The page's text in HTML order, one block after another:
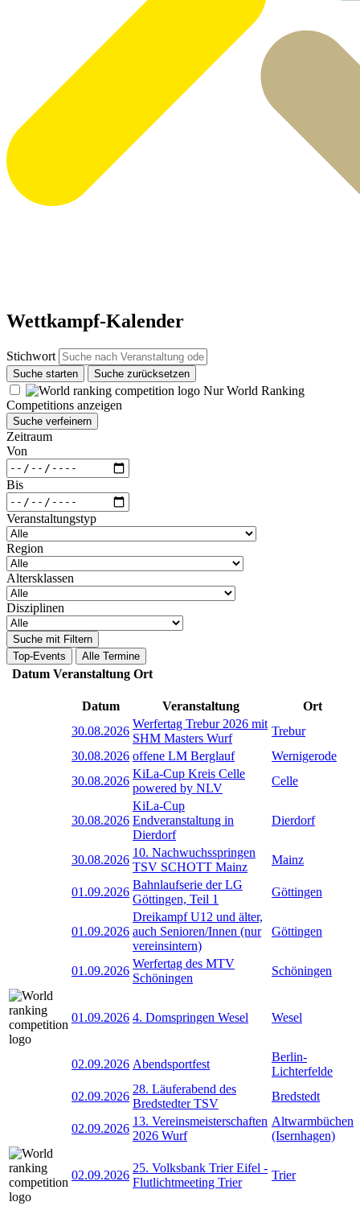
Wettkampf-Kalender
Stichwort
Suche starten Suche zurücksetzen
Nur World Ranking
Competitions anzeigen
Suche verfeinern
Zeitraum
Von
Bis
Veranstaltungstyp
Region
Altersklassen
Disziplinen
Suche mit Filtern
Top-Events
Alle Termine
Datum Veranstaltung Ort
Datum Veranstaltung
Ort
30.08.2026
Werfertag Trebur 2026 mit
SHM Masters Wurf
Trebur
30.08.2026 offene LM Berglauf
Wernigerode
30.08.2026
KiLa-Cup Kreis Celle
powered by NLV
Celle
30.08.2026
KiLa-Cup
Endveranstaltung in
Dierdorf
Dierdorf
30.08.2026
10. Nachwuchsspringen
TSV SCHOTT Mainz
Mainz
01.09.2026
Bahnlaufserie der LG
Göttingen, Teil 1
Göttingen
01.09.2026
Dreikampf U12 und älter,
auch Senioren/Innen (nur
vereinsintern)
Göttingen
01.09.2026
Werfertag des MTV
Schöningen
Schöningen
01.09.2026 4. Domspringen Wesel Wesel
02.09.2026 Abendsportfest
Berlin-
Lichterfelde
02.09.2026
28. Läuferabend des
Bredstedter TSV
Bredstedt
02.09.2026
13. Vereinsmeisterschaften
2026 Wurf
Altwarmbüchen
(Isernhagen)
02.09.2026
25. Volksbank Trier Eifel -
Flutlichtmeeting Trier
Trier